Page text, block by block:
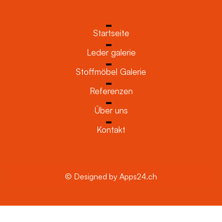
Startseite
Leder galerie
Stoffmöbel Galerie
Referenzen
Über uns
Kontakt
© Designed by Apps24.ch